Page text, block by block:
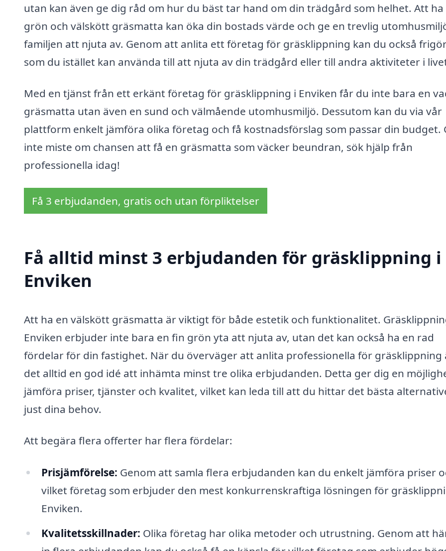
utan kan även ge dig råd om hur du bäst tar hand om din trädgård som helhet. Att ha
grön och välskött gräsmatta kan öka din bostads värde och ge en trevlig
familjen att njuta av. Genom att anlita ett företag för gräsklippning kan du också
som du istället kan använda till att njuta av din trädgård eller till andra aktiviteter i
Med en tjänst från ett erkänt företag för gräsklippning i Enviken får du inte bara en
gräsmatta utan även en sund och välmående utomhusmiljö. Dessutom kan du via vår
plattform enkelt jämföra olika företag och få kostnadsförslag som passar din budget.
inte miste om chansen att få en gräsmatta som väcker beundran, sök hjälp från
professionella idag!
Få 3 erbjudanden, gratis och utan förpliktelser
Få alltid minst 3 erbjudanden för gräsklippning i
Enviken
Att ha en välskött gräsmatta är viktigt för både estetik och funktionalitet.
Enviken erbjuder inte bara en fin grön yta att njuta av, utan det kan också ha en rad
fördelar för din fastighet. När du överväger att anlita professionella för gräsklippning
det alltid en god idé att inhämta minst tre olika erbjudanden. Detta ger dig en
jämföra priser, tjänster och kvalitet, vilket kan leda till att du hittar det bästa
just dina behov.
Att begära flera offerter har flera fördelar:
Prisjämförelse: Genom att samla flera erbjudanden kan du enkelt jämföra priser
vilket företag som erbjuder den mest konkurrenskraftiga lösningen för
Enviken.
Kvalitetsskillnader: Olika företag har olika metoder och utrustning. Genom att